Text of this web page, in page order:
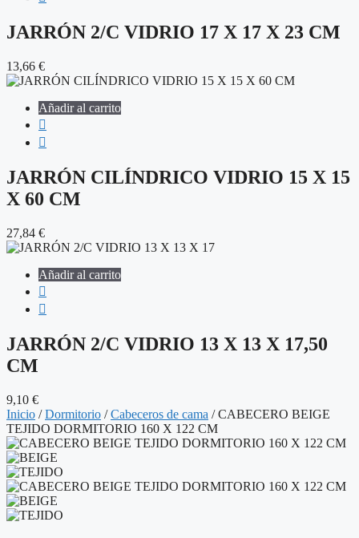
JARRÓN 2/C VIDRIO 17 X 17 X 23 CM
13,66 €
Añadir al carrito
JARRÓN CILÍNDRICO VIDRIO 15 X 15
X 60 CM
27,84 €
Añadir al carrito
JARRÓN 2/C VIDRIO 13 X 13 X 17,50
CM
9,10 €
Inicio /Dormitorio /Cabeceros de cama / CABECERO BEIGE
TEJIDO DORMITORIO 160 X 122 CM